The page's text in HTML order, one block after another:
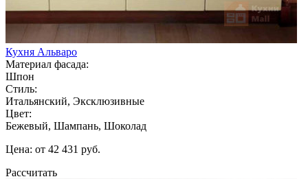
Кухня Альваро
Материал фасада:
Шпон
Стиль:
Итальянский, Эксклюзивные
Цвет:
Бежевый, Шампань, Шоколад
Цена: от 42 431 руб.
Рассчитать